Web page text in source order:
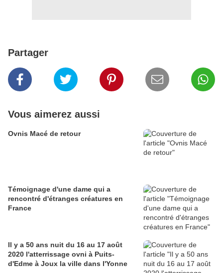
Partager
Vous aimerez aussi
Ovnis Macé de retour
Témoignage d'une dame qui a
rencontré d'étranges créatures en
France
Il y a 50 ans nuit du 16 au 17 août
2020 l'atterrissage ovni à Puits-
d'Edme à Joux la ville dans l'Yonne